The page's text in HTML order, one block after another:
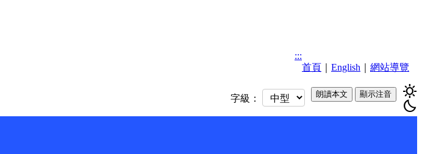
首頁 English 網站導覽
:::
sunny
bedtime
朗讀本文 顯示注音
字級：